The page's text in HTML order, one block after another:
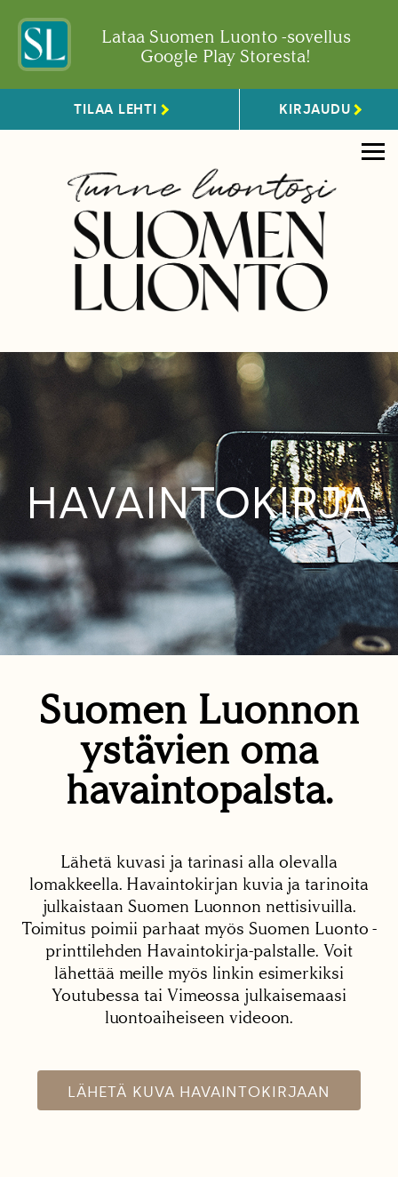
Lataa Suomen Luonto -sovellus
Google Play Storesta!
TILAA LEHTI KIRJAUDU
HAVAINTOKIRJA
Suomen Luonnon
ystävien oma
havaintopalsta.
Lähetä kuvasi ja tarinasi alla olevalla
lomakkeella. Havaintokirjan kuvia ja tarinoita
julkaistaan Suomen Luonnon nettisivuilla.
Toimitus poimii parhaat myös Suomen Luonto -
printtilehden Havaintokirja-palstalle. Voit
lähettää meille myös linkin esimerkiksi
Youtubessa tai Vimeossa julkaisemaasi
luontoaiheiseen videoon.
LÄHETÄ KUVA HAVAINTOKIRJAAN